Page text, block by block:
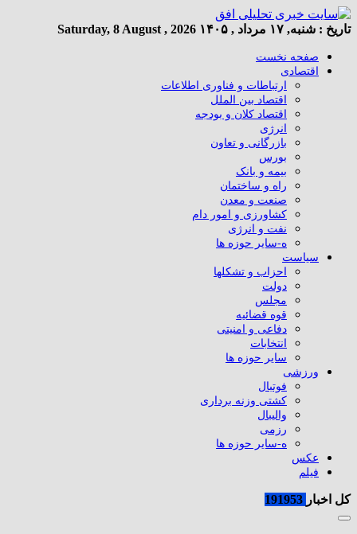
تاریخ : شنبه, ۱۷ مرداد , ۱۴۰۵ Saturday, 8 August , 2026
صفحه نخست
اقتصادی
ارتباطات و فناوری اطلاعات
اقتصاد بین الملل
اقتصاد کلان و بودجه
انرژی
بازرگانی و تعاون
بورس
بیمه و بانک
راه و ساختمان
صنعت و معدن
کشاورزی و امور دام
نفت و انرژی
ه-سایر حوزه ها
سیاست
احزاب و تشکلها
دولت
مجلس
قوه قضائیه
دفاعی و امنیتی
انتخابات
سایر حوزه ها
ورزشی
فوتبال
کشتی وزنه برداری
والیبال
رزمی
ه-سایر حوزه ها
عکس
فیلم
کل اخبار